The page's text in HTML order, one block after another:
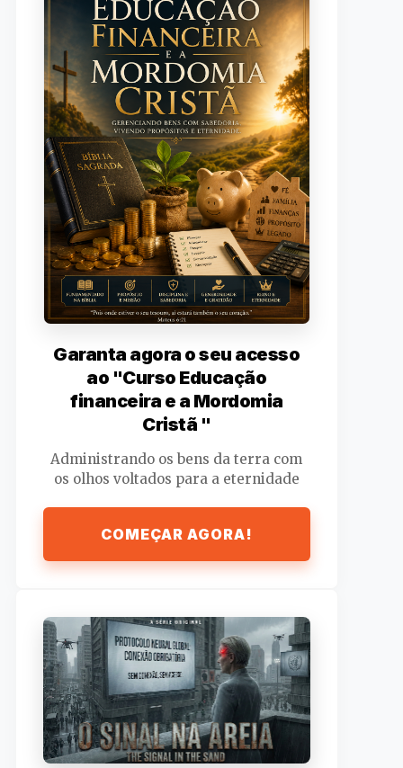
Garanta agora o seu acesso
ao "Curso Educação
financeira e a Mordomia
Cristã "
Administrando os bens da terra com
os olhos voltados para a eternidade
COMEÇAR AGORA!